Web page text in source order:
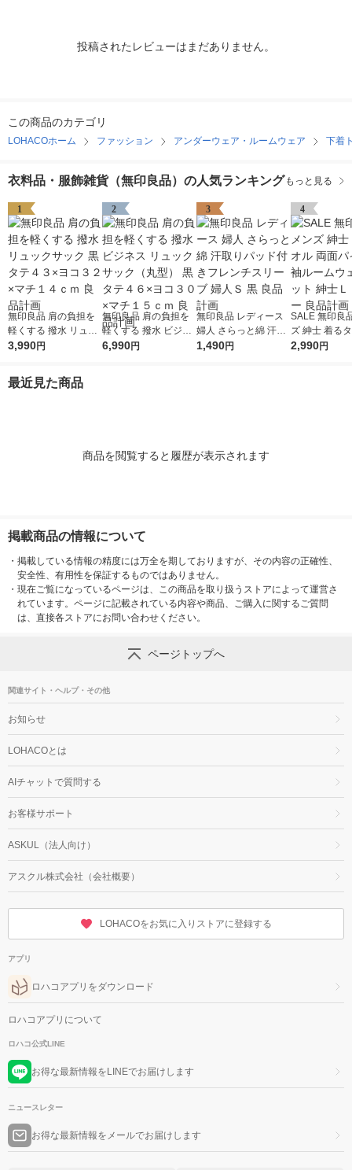
投稿されたレビューはまだありません。
この商品のカテゴリ
LOHACOホーム ファッション アンダーウェア・ルームウェア 下着
衣料品・服飾雑貨（無印良品）の人気ランキング もっと見る
1
無印良品 肩の負担を
軽くする 撥水 リュッ
クサック 黒 タテ４３
3,990円
2
無印良品 肩の負担を
軽くする 撥水 ビジネ
ス リュックサック
6,990円
3
無印良品 レディース
婦人 さらっと綿 汗取
りパッド付きフレンチ
1,490円
4
SALE 無印良品 メン
ズ 紳士 着る
面パイル 半袖
2,990円
最近見た商品
商品を閲覧すると履歴が表示されます
掲載商品の情報について
・ 掲載している情報の精度には万全を期しておりますが、その内容の正確性、
安全性、有用性を保証するものではありません。
・ 現在ご覧になっているページは、この商品を取り扱うストアによって運営さ
れています。ページに記載されている内容や商品、ご購入に関するご質問
は、直接各ストアにお問い合わせください。
ページトップへ
関連サイト・ヘルプ・その他
お知らせ
LOHACOとは
AIチャットで質問する
お客様サポート
ASKUL（法人向け）
アスクル株式会社（会社概要）
LOHACOをお気に入りストアに登録する
アプリ
ロハコアプリをダウンロード
ロハコアプリについて
ロハコ公式LINE
お得な最新情報をLINEでお届けします
ニュースレター
お得な最新情報をメールでお届けします